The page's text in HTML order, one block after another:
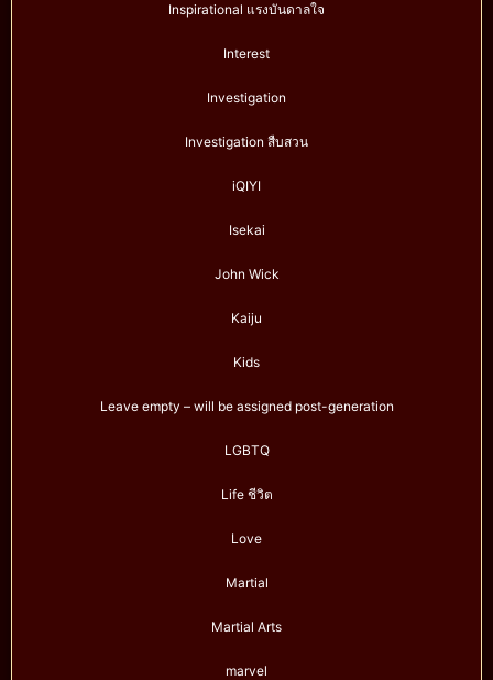
Inspirational แรงบันดาลใจ
Interest
Investigation
Investigation สืบสวน
iQIYI
Isekai
John Wick
Kaiju
Kids
Leave empty – will be assigned post-generation
LGBTQ
Life ชีวิต
Love
Martial
Martial Arts
marvel